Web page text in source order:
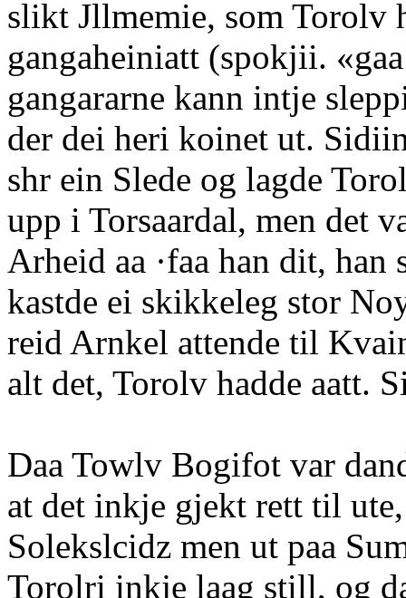
slikt Jllmemie, som Torolv
gangaheiniatt (spokjii.
gangararne kann intje
der dei heri koinet ut.
shr ein Slede og lagde
upp i Torsaardal, men det
Arheid aa ·faa han dit, han
kastde ei skikkeleg stor
reid Arnkel attende til
alt det, Torolv hadde aatt.
Daa Towlv Bogifot var
at det inkje gjekt rett til
Solekslcidz men ut paa
Torolri inkje laag still, og